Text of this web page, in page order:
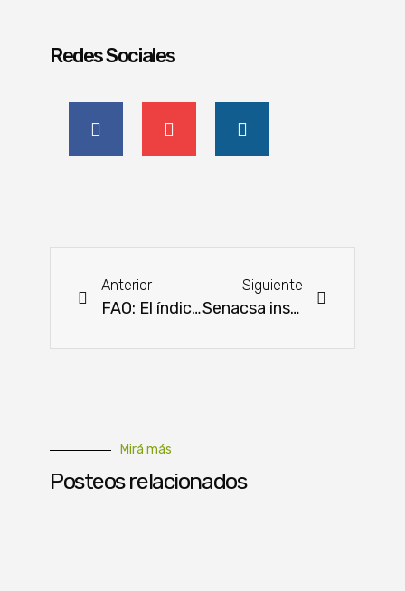
Redes Sociales
Anterior
FAO: El índice de precios de los alimentos finalizó 2022 por debajo del año anterior
Siguiente
Senacsa insta al uso responsable de insecticidas
Mirá más
Posteos relacionados